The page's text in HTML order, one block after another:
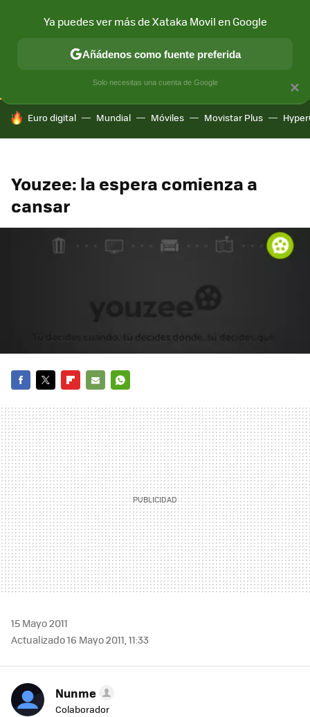
CONECTIVIDAD MÓVIL Y SOCIEDAD APLICACIONES
HOY SE HABLA DE
Euro digital Mundial Móviles Movistar Plus
Youzee: la espera comienza a
cansar
MAIL
15 Mayo 2011
Actualizado 16 Mayo 2011, 11:33
Nunme
Colaborador
×
Ya puedes ver más de Xataka Movil en Google
Añádenos como fuente preferida
Solo necesitas una cuenta de Google